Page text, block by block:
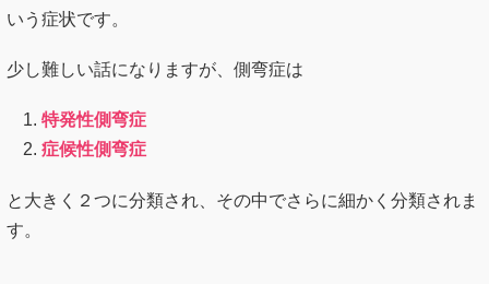
いう症状です。
少し難しい話になりますが、側弯症は
特発性側弯症
症候性側弯症
と大きく２つに分類され、その中でさらに細かく分類されま
す。